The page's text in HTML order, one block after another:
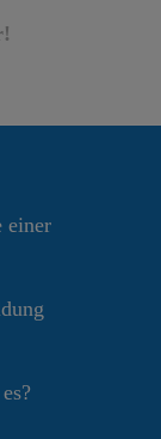
einer